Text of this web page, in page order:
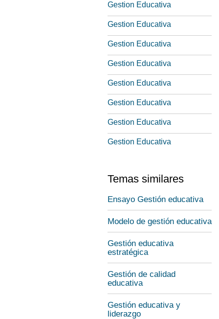
Gestion Educativa
Gestion Educativa
Gestion Educativa
Gestion Educativa
Gestion Educativa
Gestion Educativa
Gestion Educativa
Gestion Educativa
Temas similares
Ensayo Gestión educativa
Modelo de gestión educativa
Gestión educativa
estratégica
Gestión de calidad
educativa
Gestión educativa y
liderazgo